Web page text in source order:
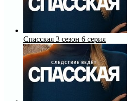
Спасская 3 сезон 6 серия